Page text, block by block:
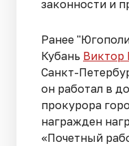
законности и
Ранее
Кубань Виктор
Санкт-
он работал в
прокурора
награжден
«Почетный